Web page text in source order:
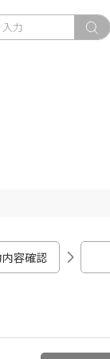
容確認